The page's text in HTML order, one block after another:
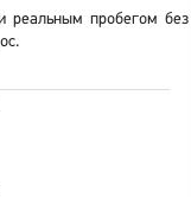
реальным пробегом без